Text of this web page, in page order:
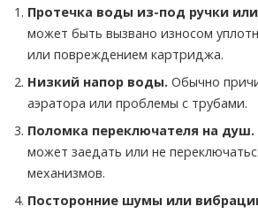
Протечка воды из-под ручки или
может быть вызвано износом
или повреждением картриджа.
Низкий напор воды. Обычно
аэратора или проблемы с трубами.
Поломка переключателя на душ.
может заедать или не
механизмов.
Посторонние шумы или